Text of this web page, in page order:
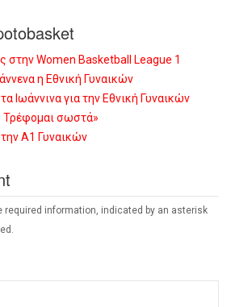
στην Women Basketball League 1
η Εθνική Γυναικών
Ιωάννινα για την Εθνική Γυναικών
Τρέφομαι σωστά»
Α1 Γυναικών
required information, indicated by an asterisk